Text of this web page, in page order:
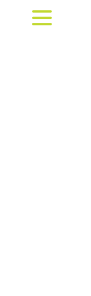
para tus